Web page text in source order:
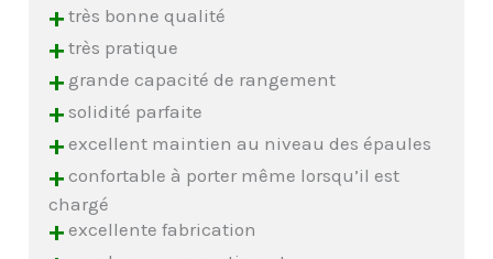
+ très bonne qualité
+ très pratique
+ grande capacité de rangement
+ solidité parfaite
+ excellent maintien au niveau des épaules
+ confortable à porter même lorsqu’il est
chargé
+ excellente fabrication